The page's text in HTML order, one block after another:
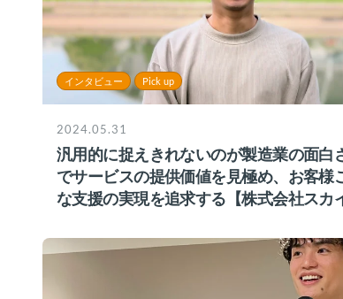
インタビュー Pick up
2024.05.31
汎用的に捉えきれないのが製造業の面白
でサービスの提供価値を見極め、お客様
な支援の実現を追求する【株式会社スカ